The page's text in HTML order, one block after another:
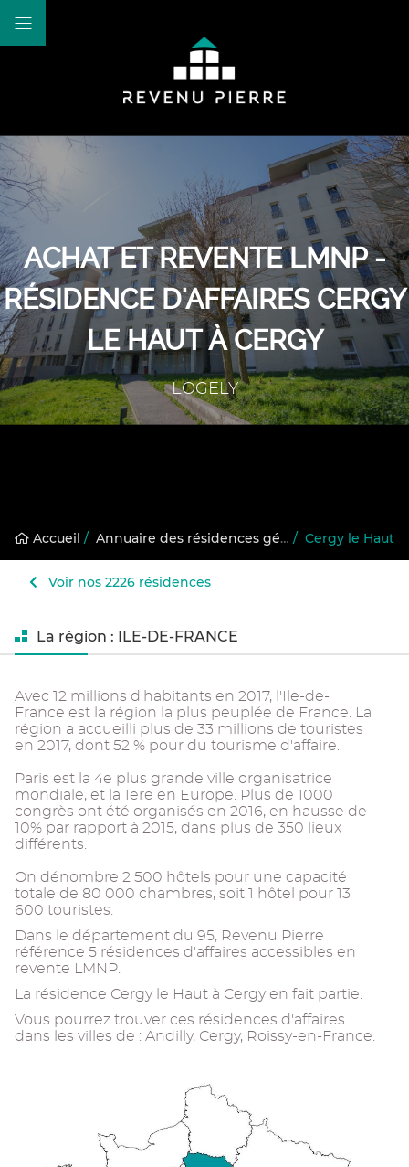
ACHAT ET REVENTE LMNP -
RÉSIDENCE D'AFFAIRES CERGY
LE HAUT À CERGY
LOGELY
Accueil / Annuaire des résidences gérées / Cergy le Haut
Voir nos 2226 résidences
La région : ILE-DE-FRANCE
Avec 12 millions d'habitants en 2017, l'Ile-de-
France est la région la plus peuplée de France. La
région a accueilli plus de 33 millions de touristes
en 2017, dont 52 % pour du tourisme d'affaire.
Paris est la 4e plus grande ville organisatrice
mondiale, et la 1ere en Europe. Plus de 1000
congrès ont été organisés en 2016, en hausse de
10% par rapport à 2015, dans plus de 350 lieux
différents.
On dénombre 2 500 hôtels pour une capacité
totale de 80 000 chambres, soit 1 hôtel pour 13
600 touristes.
Dans le département du 95, Revenu Pierre
référence 5 résidences d'affaires accessibles en
revente LMNP.
La résidence Cergy le Haut à Cergy en fait partie.
Vous pourrez trouver ces résidences d'affaires
dans les villes de : Andilly, Cergy, Roissy-en-France.